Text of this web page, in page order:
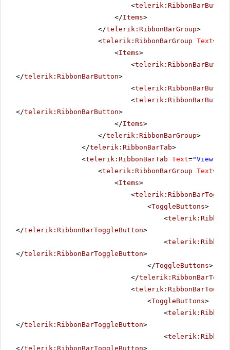
<telerik:RibbonBarButton
</Items>
</telerik:RibbonBarGroup>
<telerik:RibbonBarGroup Text=
<Items>
<telerik:RibbonBarButton
</telerik:RibbonBarButton>
<telerik:RibbonBarButton
<telerik:RibbonBarButton
</telerik:RibbonBarButton>
</Items>
</telerik:RibbonBarGroup>
</telerik:RibbonBarTab>
<telerik:RibbonBarTab Text="View"
<telerik:RibbonBarGroup Text=
<Items>
<
<ToggleButtons>
<
</telerik:RibbonBarToggleButton>
<
</telerik:RibbonBarToggleButton>
</ToggleButtons>
</
<
<ToggleButtons>
<
</telerik:RibbonBarToggleButton>
<
</telerik:RibbonBarToggleButton>